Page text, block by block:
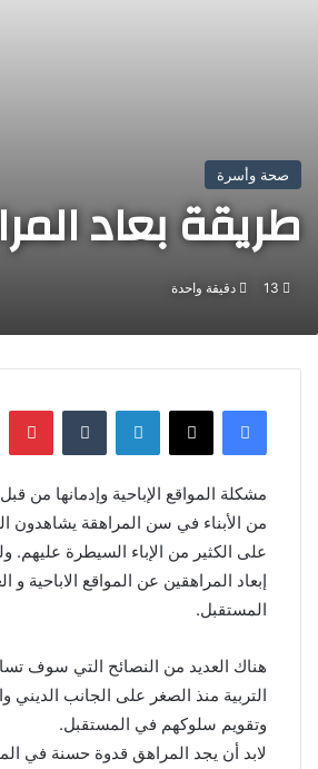
صحة وأسرة
طريقة بعاد
13 دقيقة واحدة
فيسبوك لينكدإن
مشكلة المواقع الإباحية وإدمانها من
من الأبناء في سن المراهقة يشاهدون
على الكثير من الإباء السيطرة عليهم.
إبعاد المراهقين عن المواقع
المستقبل.
هناك العديد من النصائح التي سوف
التربية منذ الصغر على الجانب الديني
وتقويم سلوكهم في المستقبل.
لابد أن يجد المراهق قدوة حسنة في